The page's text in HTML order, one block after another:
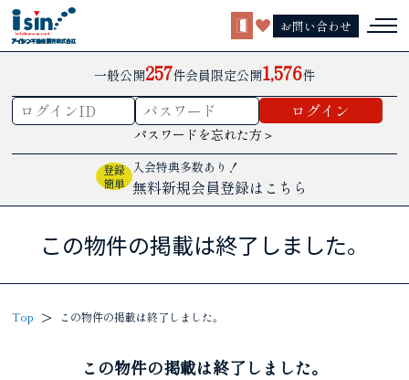
お問い合わせ
一般公開257件会員限定公開1,576件
パスワードを忘れた方＞
登録
簡単
入会特典多数あり！
無料新規会員登録はこちら
この物件の掲載は終了しました。
Top この物件の掲載は終了しました。
この物件の掲載は終了しました。